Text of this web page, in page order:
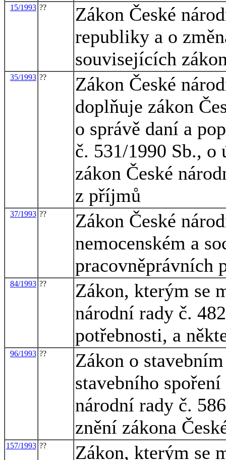
15/1993 ??
Zákon České
republiky a o
souvisejících
35/1993 ??
Zákon České
doplňuje zákon
o správě daní a
č. 531/1990 Sb., o
zákon České
z příjmů
37/1993 ??
Zákon České
nemocenském a
pracovněprávních
84/1993 ??
Zákon, kterým se
národní rady č.
potřebnosti, a
96/1993 ??
Zákon o
stavebního
národní rady č.
znění zákona
157/1993 ?? Zákon, kterým se